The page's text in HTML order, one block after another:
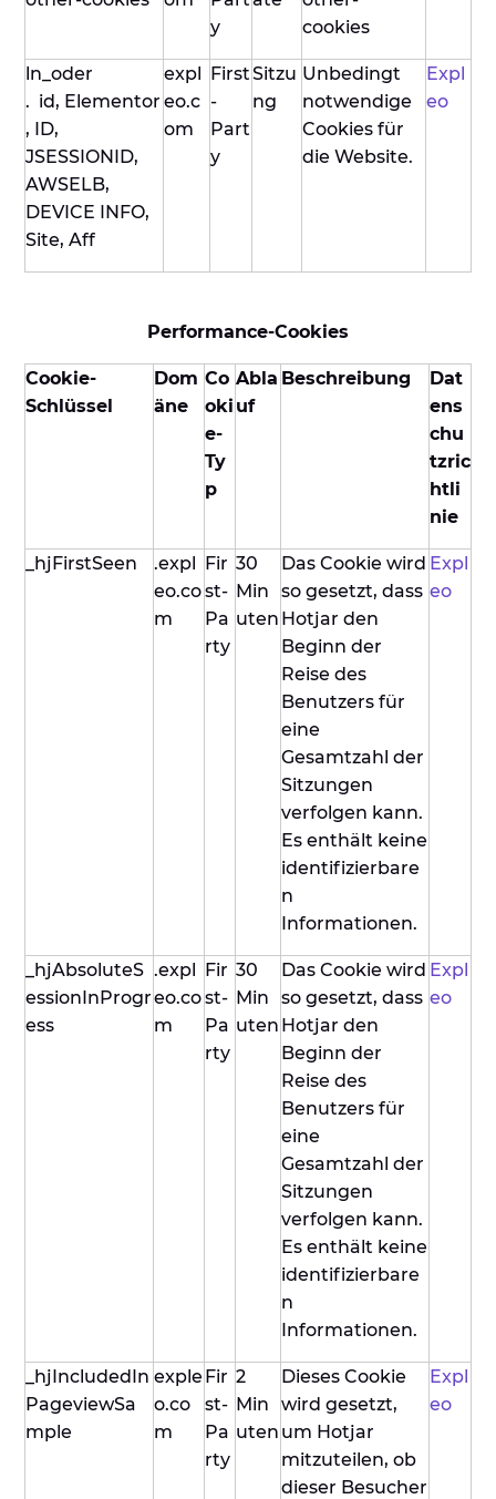
y
cookies
ln_oder
. id, Elementor
, ID,
JSESSIONID,
AWSELB,
DEVICE INFO,
Site, Aff
expl
eo.c
om
First
-
Part
y
Sitzu
ng
Unbedingt
notwendige
Cookies für
die Website.
Expl
eo
Performance-Cookies
Cookie-
Schlüssel
Dom
äne
Co
oki
e-
Ty
p
Abla
uf
Beschreibung
Dat
ens
chu
tzric
htli
nie
_hjFirstSeen
.expl
eo.co
m
Fir
st-
Pa
rty
30
Min
uten
Das Cookie wird
so gesetzt, dass
Hotjar den
Beginn der
Reise des
Benutzers für
eine
Gesamtzahl der
Sitzungen
verfolgen kann.
Es enthält keine
identifizierbare
n
Informationen.
Expl
eo
_hjAbsoluteS
essionInProgr
ess
.expl
eo.co
m
Fir
st-
Pa
rty
30
Min
uten
Das Cookie wird
so gesetzt, dass
Hotjar den
Beginn der
Reise des
Benutzers für
eine
Gesamtzahl der
Sitzungen
verfolgen kann.
Es enthält keine
identifizierbare
n
Informationen.
Expl
eo
_hjIncludedIn
PageviewSa
mple
exple
o.co
m
Fir
st-
Pa
rty
2
Min
uten
Dieses Cookie
wird gesetzt,
um Hotjar
mitzuteilen, ob
dieser Besucher
Expl
eo